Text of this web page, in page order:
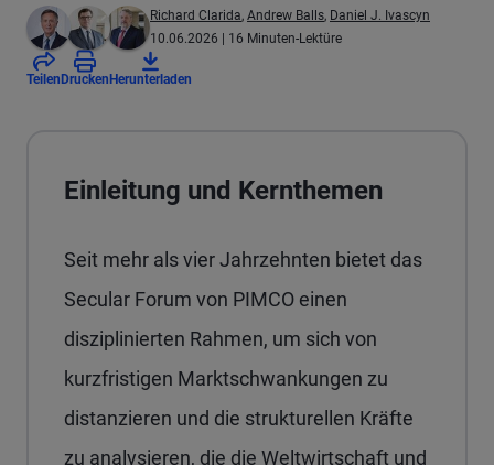
Richard Clarida, Andrew Balls, Daniel J. Ivascyn
10.06.2026 | 16 Minuten-Lektüre
Teilen Drucken Herunterladen
Einleitung und Kernthemen
Seit mehr als vier Jahrzehnten bietet das
Secular Forum von PIMCO einen
disziplinierten Rahmen, um sich von
kurzfristigen Marktschwankungen zu
distanzieren und die strukturellen Kräfte
zu analysieren, die die Weltwirtschaft und